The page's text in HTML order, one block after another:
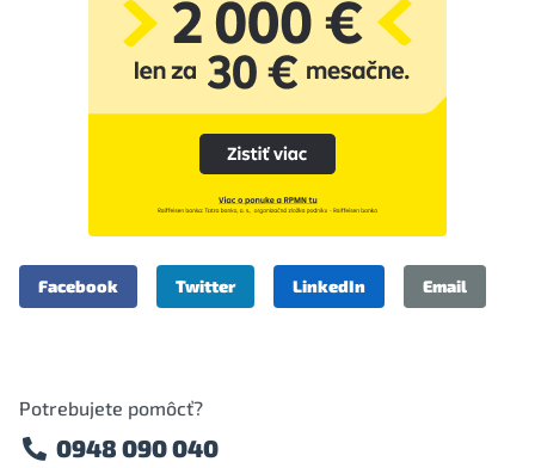
Facebook Twitter LinkedIn Email
Potrebujete pomôcť?
0948 090 040